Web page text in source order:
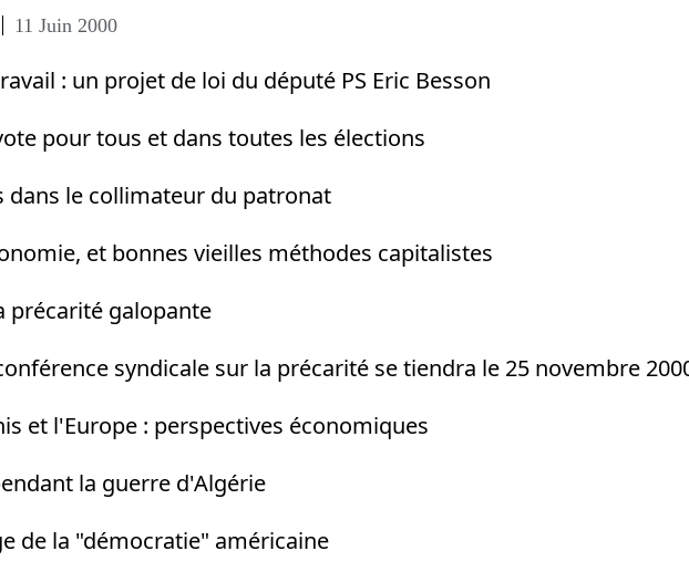
11 Juin 2000
: un projet de loi du député PS Eric Besson
pour tous et dans toutes les élections
dans le collimateur du patronat
et bonnes vieilles méthodes capitalistes
précarité galopante
syndicale sur la précarité se tiendra le 25 novembre
et l'Europe : perspectives économiques
la guerre d'Algérie
de la "démocratie" américaine